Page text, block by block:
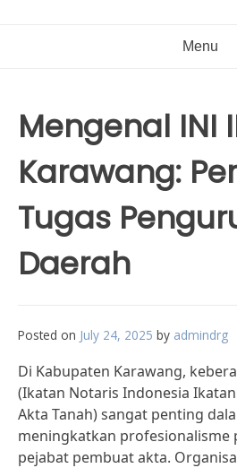
Menu
Mengenal INI
Karawang:
Tugas
Daerah
Posted on July 24, 2025 by admindrg
Di Kabupaten Karawang,
(Ikatan Notaris Indonesia
Akta Tanah) sangat penting
meningkatkan profesionalisme
pejabat pembuat akta.